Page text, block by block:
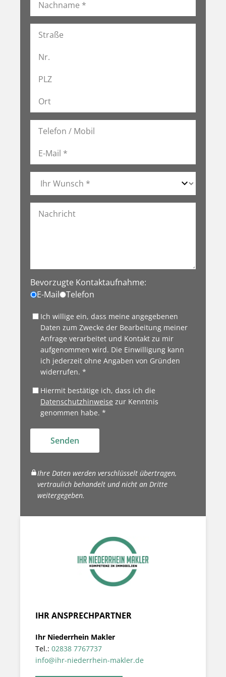
Bevorzugte Kontaktaufnahme:
E-Mail
Telefon
Ich willige ein, dass meine angegebenen
Daten zum Zwecke der Bearbeitung meiner
Anfrage verarbeitet und Kontakt zu mir
aufgenommen wird. Die Einwilligung kann
ich jederzeit ohne Angaben von Gründen
widerrufen. *
Hiermit bestätige ich, dass ich die
Datenschutzhinweise zur Kenntnis
genommen habe. *
Senden
Ihre Daten werden verschlüsselt übertragen,
vertraulich behandelt und nicht an Dritte
weitergegeben.
IHR ANSPRECHPARTNER
Ihr Niederrhein Makler
Tel.: 02838 7767737
info@ihr-niederrhein-makler.de